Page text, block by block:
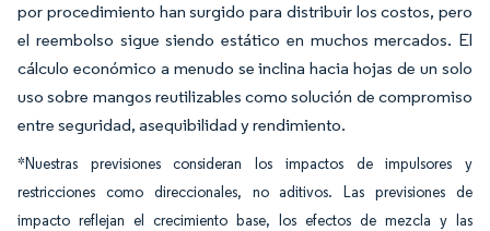
por procedimiento han surgido para distribuir los costos, pero
el reembolso sigue siendo estático en muchos mercados. El
cálculo económico a menudo se inclina hacia hojas de un solo
uso sobre mangos reutilizables como solución de compromiso
entre seguridad, asequibilidad y rendimiento.
*Nuestras previsiones consideran los impactos de impulsores y
restricciones como direccionales, no aditivos. Las previsiones de
impacto reflejan el crecimiento base, los efectos de mezcla y las